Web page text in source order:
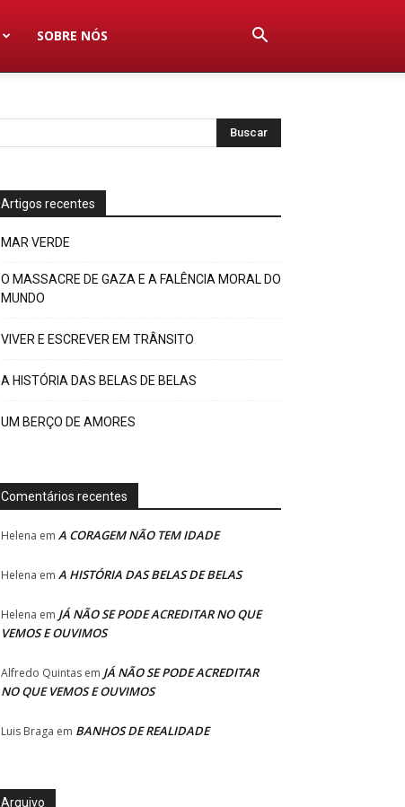
SOBRE NÓS
Artigos recentes
MAR VERDE
O MASSACRE DE GAZA E A FALÊNCIA MORAL DO
MUNDO
VIVER E ESCREVER EM TRÂNSITO
A HISTÓRIA DAS BELAS DE BELAS
UM BERÇO DE AMORES
Comentários recentes
Helena em A CORAGEM NÃO TEM IDADE
Helena em A HISTÓRIA DAS BELAS DE BELAS
Helena em JÁ NÃO SE PODE ACREDITAR NO QUE
VEMOS E OUVIMOS
Alfredo Quintas em JÁ NÃO SE PODE ACREDITAR
NO QUE VEMOS E OUVIMOS
Luis Braga em BANHOS DE REALIDADE
Arquivo